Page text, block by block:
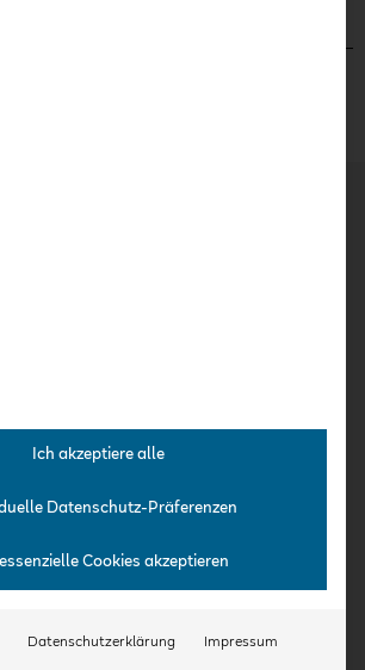
Träger
Ich akzeptiere alle
Datenschutz-Präferenzen
Cookies akzeptieren
Datenschutzerklärung Impressum